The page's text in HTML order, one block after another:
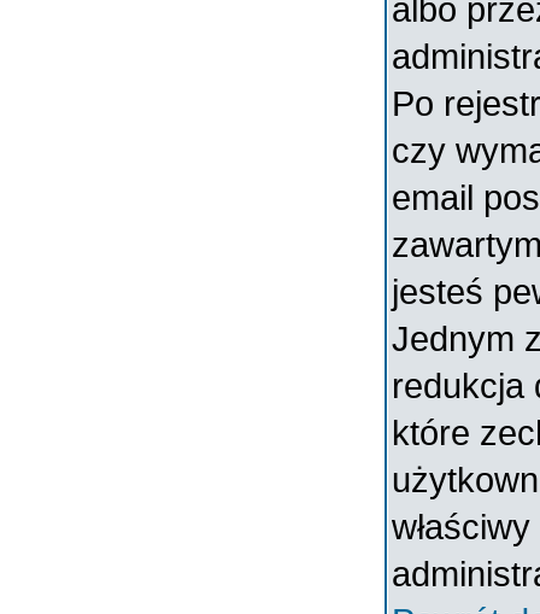
albo
Po
czy
email
jesteś
Jednym
redukcja
które